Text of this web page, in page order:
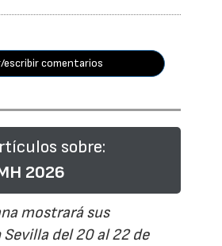
escribir comentarios
sobre:
2026
mostrará sus
del 20 al 22 de